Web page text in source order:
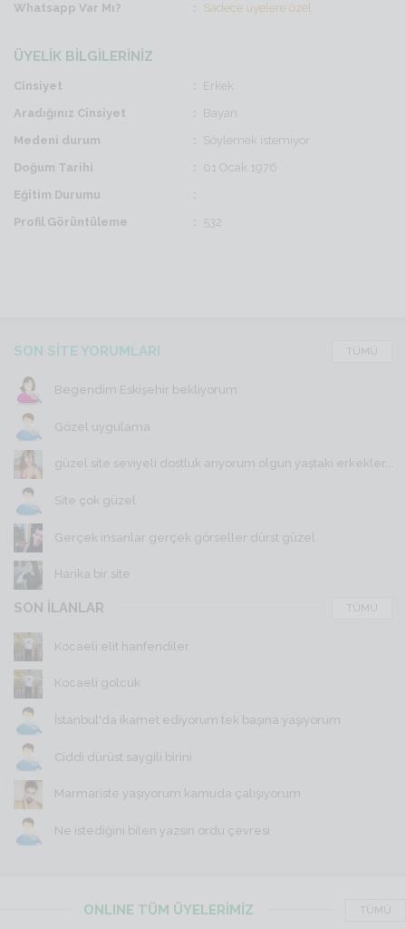
Whatsapp Var Mı?
Sadece üyelere özel
ÜYELİK BİLGİLERİNİZ
Cinsiyet
Erkek
Aradığınız Cinsiyet
Bayan
Medeni durum
Söylemek istemiyor
Doğum Tarihi
01 Ocak 1976
Eğitim Durumu
Profil Görüntüleme
532
SON SİTE YORUMLARI TÜMÜ
Begendim Eskişehir bekliyorum
Gözel uygulama
güzel site seviyeli dostluk arıyorum olgun yaştaki erkekler...
Site çok güzel
Gerçek insanlar gerçek görseller dürst güzel
Harika bir site
SON İLANLAR TÜMÜ
Kocaeli elit hanfendiler
Kocaeli golcuk
İstanbul'da ikamet ediyorum tek başına yaşıyorum
Ciddi dürüst saygili birini
Marmariste yaşıyorum kamuda çalışıyorum
Ne istediğini bilen yazsın ordu çevresi
ONLINE TÜM ÜYELERİMİZ TÜMÜ